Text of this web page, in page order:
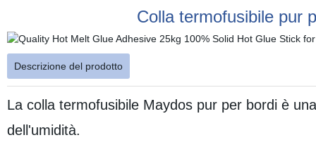
Colla termofusibile pur
Descrizione del prodotto
La colla termofusibile Maydos pur per bordi è
dell'umidità.